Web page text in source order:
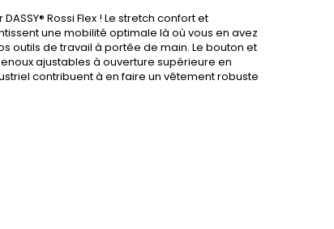
Rossi Flex ! Le stretch confort et
une mobilité optimale là où vous en avez
outils de travail à portée de main. Le bouton et
ajustables à ouverture supérieure en
contribuent à en faire un vêtement robuste